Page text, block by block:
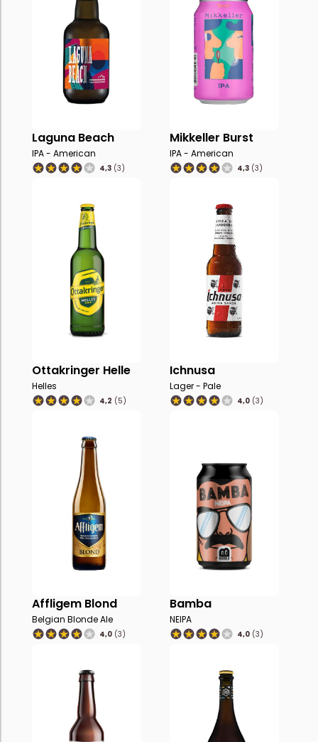
Laguna Beach
IPA - American
4,3 (3)
Mikkeller Burst
IPA - American
4,3 (3)
Ottakringer Helle
Helles
4,2 (5)
Ichnusa
Lager - Pale
4,0 (3)
Affligem Blond
Belgian Blonde Ale
4,0 (3)
Bamba
NEIPA
4,0 (3)